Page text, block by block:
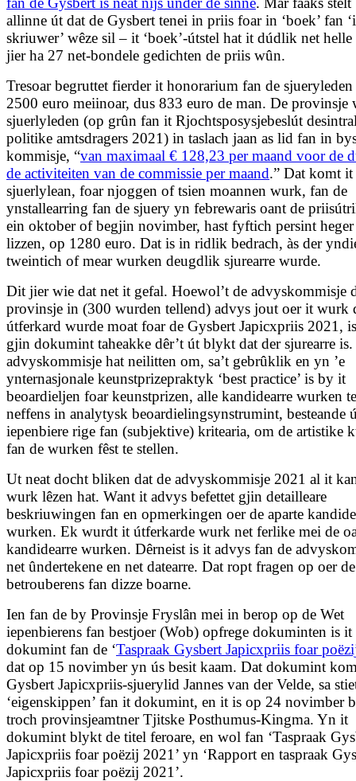
allinne út dat de Gysbert tenei in priis foar in ‘boek’ fan
skriuwer’ wêze sil – it ‘boek’-útstel hat it dúdlik net
jier ha 27 net-bondele gedichten de priis wûn.
Tresoar begruttet fierder it honorarium fan de
2500 euro meiinoar, dus 833 euro de man. De provinsje
sjuerlyleden (op grûn fan it Rjochtsposysjebeslút
politike amtsdragers 2021) in taslach jaan as lid fan in
kommisje, “van maximaal € 128,23 per maand voor de
de activiteiten van de commissie per maand.” Dat komt it
sjuerlylean, foar njoggen of tsien moannen wurk, fan de
ynstallearring fan de sjuery yn febrewaris oant de
ein oktober of begjin novimber, hast fyftich persint heger
lizzen, op 1280 euro. Dat is in ridlik bedrach, às der
tweintich of mear wurken deugdlik sjurearre wurde.
Dit jier wie dat net it gefal. Hoewol’t de advyskommisje
provinsje in (300 wurden tellend) advys jout oer it wurk
útferkard wurde moat foar de Gysbert Japicxpriis 2021,
gjin dokumint taheakke dêr’t út blykt dat der sjurearre is.
advys­kommisje hat neilitten om, sa’t gebrûklik en yn ’e
ynternasjonale keunstprizepraktyk ‘best practice’ is by it
beoardieljen foar keunstprizen, alle kandidearre wurken
neffens in analytysk beoardielingsynstrumint, besteande
iepenbiere rige fan (subjektive) kritearia, om de artistike
fan de wurken fêst te stellen.
Ut neat docht bliken dat de advyskommisje 2021 al it
wurk lêzen hat. Want it advys befettet gjin detailleare
beskriuwingen fan en opmerkingen oer de aparte
wurken. Ek wurdt it útferkarde wurk net ferlike mei de
kandidearre wurken. Dêrneist is it advys fan de
net ûndertekene en net datearre. Dat ropt fragen op oer de
betrouberens fan dizze boarne.
Ien fan de by Provinsje Fryslân mei in berop op de Wet
iepenbierens fan bestjoer (Wob) opfrege dokuminten is
dokumint fan de ‘Taspraak Gysbert Japicxpriis foar
dat op 15 novimber yn ús besit kaam. Dat dokumint
Gysbert Japicxpriis-sjuerylid Jannes van der Velde, sa
‘eigenskippen’ fan it dokumint, en it is op 24 novimber
troch provinsjeamtner Tjitske Posthumus-Kingma. Yn it
dokumint blykt de titel feroare, en wol fan ‘Taspraak
Japicxpriis foar poëzij 2021’ yn ‘Rapport en taspraak
Japicxpriis foar poëzij 2021’.